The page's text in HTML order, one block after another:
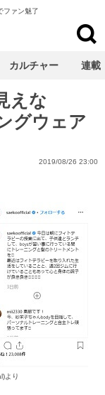
ファン魅了
えな
グウェア
2019/08/26 23:00
より
カルチャー 連載